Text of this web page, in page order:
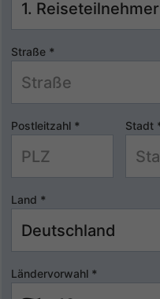
Straße *
Postleitzahl * Stadt
Land *
Ländervorwahl *